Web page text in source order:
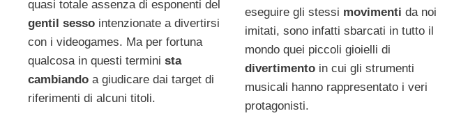
eseguire gli stessi movimenti da noi
imitati, sono infatti sbarcati in tutto il
mondo quei piccoli gioielli di
divertimento in cui gli strumenti
musicali hanno rappresentato i veri
protagonisti.
quasi totale assenza di esponenti del
gentil sesso intenzionate a divertirsi
con i videogames. Ma per fortuna
qualcosa in questi termini sta
cambiando a giudicare dai target di
riferimenti di alcuni titoli.